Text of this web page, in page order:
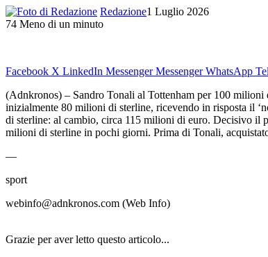
Redazione1 Luglio 2026
74 Meno di un minuto
Facebook X LinkedIn Messenger Messenger WhatsApp
(Adnkronos) – Sandro Tonali al Tottenham per 100
inizialmente 80 milioni di sterline, ricevendo in risposta il
di sterline: al cambio, circa 115 milioni di euro. Decisivo il
milioni di sterline in pochi giorni. Prima di Tonali,
—
sport
webinfo@adnkronos.com (Web Info)
Grazie per aver letto questo articolo...